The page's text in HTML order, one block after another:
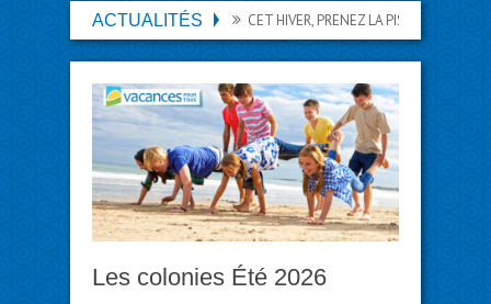
ACTUALITÉS CET HIVER, PRENEZ LA PISTE DES VACANCES
Les colonies Été 2026